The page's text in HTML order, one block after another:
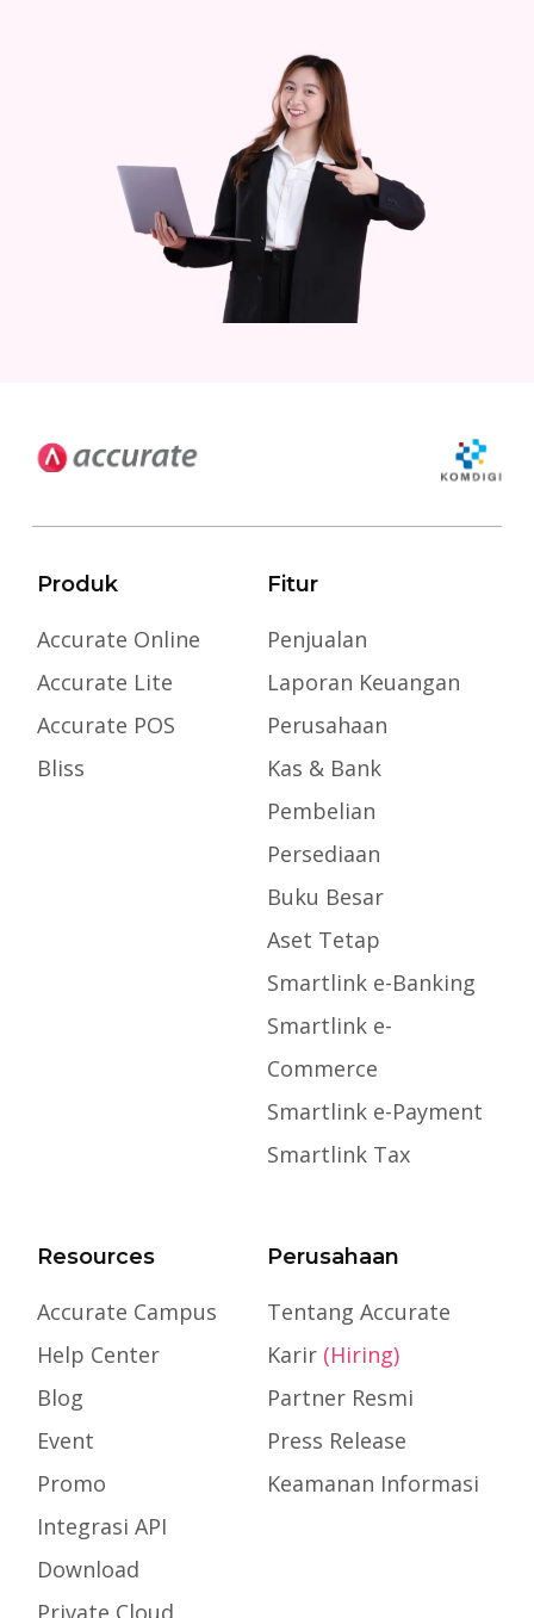
Produk
Accurate Online
Accurate Lite
Accurate POS
Bliss
Fitur
Penjualan
Laporan Keuangan
Perusahaan
Kas & Bank
Pembelian
Persediaan
Buku Besar
Aset Tetap
Smartlink e-Banking
Smartlink e-
Commerce
Smartlink e-Payment
Smartlink Tax
Resources
Accurate Campus
Help Center
Blog
Event
Promo
Integrasi API
Download
Private Cloud
Perusahaan
Tentang Accurate
Karir (Hiring)
Partner Resmi
Press Release
Keamanan Informasi